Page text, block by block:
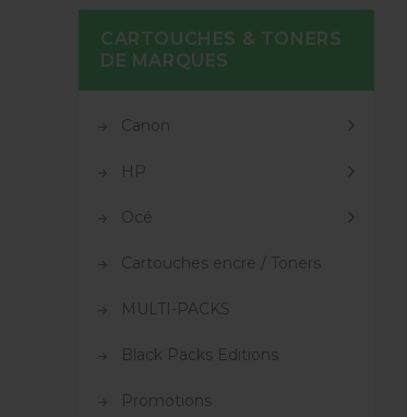
CARTOUCHES & TONERS
DE MARQUES
Canon
HP
Océ
Cartouches encre / Toners
MULTI-PACKS
Black Packs Editions
Promotions